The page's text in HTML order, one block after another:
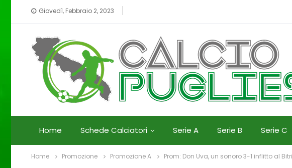
Giovedì, Febbraio 2, 2023
Home Schede Calciatori Serie A Serie B Serie C
Home Promozione Promozione A Prom: Don Uva, un sonoro 3-1 inflitto al